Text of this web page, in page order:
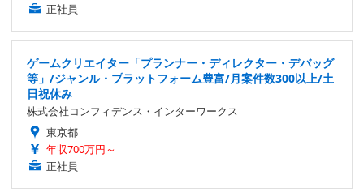
正社員
ゲームクリエイター「プランナー・ディレクター・デバッグ
等」/ジャンル・プラットフォーム豊富/月案件数300以上/土
日祝休み
株式会社コンフィデンス・インターワークス
東京都
年収700万円～
正社員